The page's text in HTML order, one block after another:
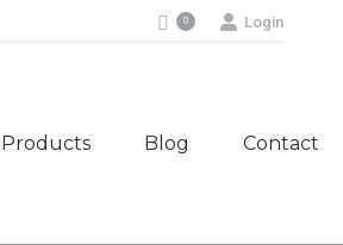
0 Login
Products Blog Contact
Products Blog Contact